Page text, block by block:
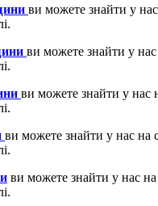
ви можете знайти у нас
ви можете знайти у нас
ви можете знайти у нас
ви можете знайти у нас на
ви можете знайти у нас на